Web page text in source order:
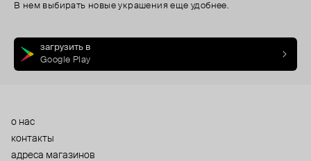
В нем выбирать новые украшения еще удобнее.
загрузить в
Google Play
о нас
контакты
адреса магазинов